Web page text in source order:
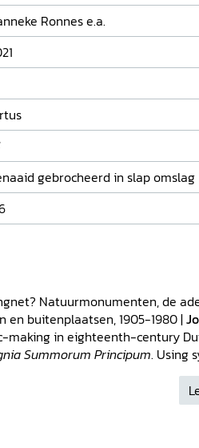
Ronnes e.a.
gebrocheerd in slap omslag
Natuurmonumenten, de
en buitenplaatsen, 1905-1980 |
making in eighteenth-century
Summorum Principum. Using
and status by German prince-
‘Defending
Belle